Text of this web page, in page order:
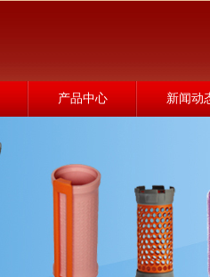
产品中心 新闻动